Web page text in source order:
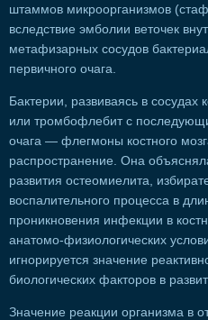
штаммов микроорганизмов
вследствие эмболии веточек
метафизарных сосудов
первичного очага.
Бактерии, развиваясь в
или тромбофлебит с
очага — флегмоны костного
распространение. Она
развития остеомиелита,
воспалительного процесса в
проникновения инфекции в
анатомо-физиологических
игнорируется значение
биологических факторов в
Значение реакции организма в